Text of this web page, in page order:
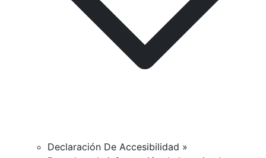
Declaración De Accesibilidad »